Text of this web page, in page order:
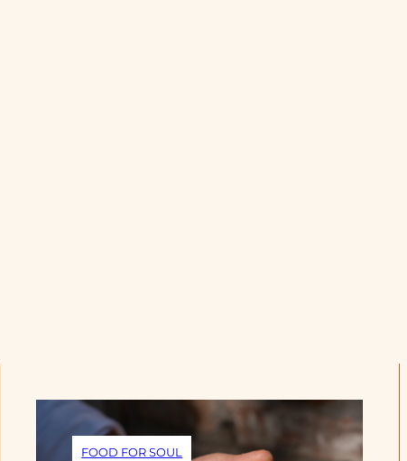
FOOD FOR SOUL